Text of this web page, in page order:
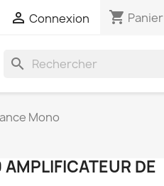
 Connexion shopping_cart Panier
search
Mono
DE